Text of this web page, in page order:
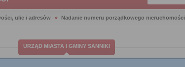
ulic i adresów Nadanie numeru porządkowego nieruchomości
URZĄD MIASTA I GMINY SANNIKI